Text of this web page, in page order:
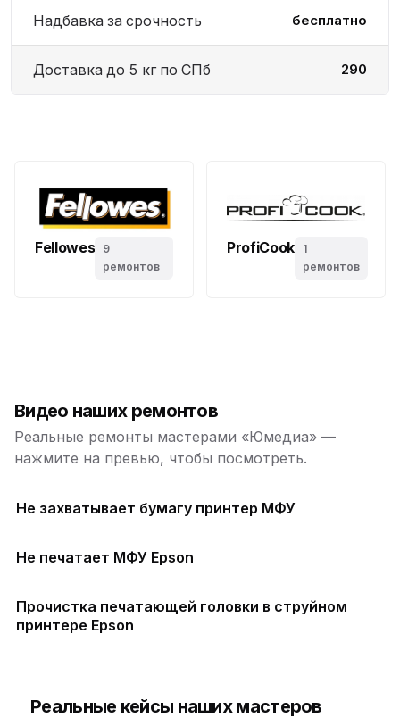
Надбавка за срочность бесплатно
Доставка до 5 кг по СПб 290
Fellowes
9
ремонтов
ProfiCook
1
ремонтов
Видео наших ремонтов
Реальные ремонты мастерами «Юмедиа» —
нажмите на превью, чтобы посмотреть.
Не захватывает бумагу принтер МФУ
Не печатает МФУ Epson
Прочистка печатающей головки в струйном
принтере Epson
Реальные кейсы наших мастеров